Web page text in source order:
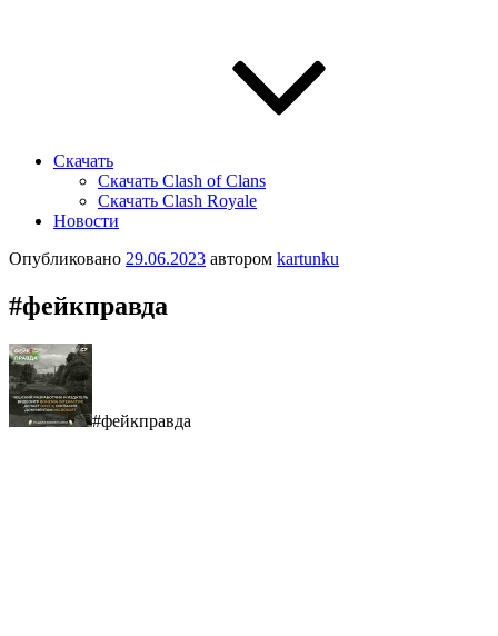
Скачать
Скачать Clash of Clans
Скачать Clash Royale
Новости
Опубликовано 29.06.2023 автором kartunku
#фейкправда
#фейкправда